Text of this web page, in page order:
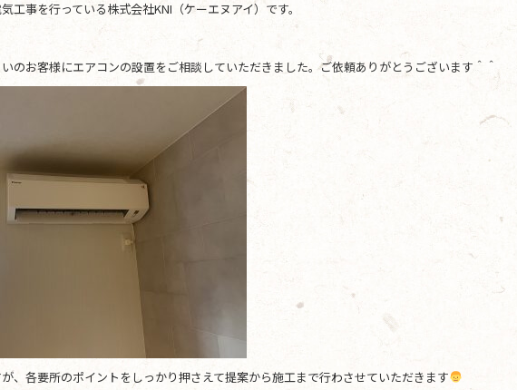
工事を行っている株式会社KNI（ケーエヌアイ）です。
のお客様にエアコンの設置をご相談していただきました。ご依頼ありがとうございます＾＾
、各要所のポイントをしっかり押さえて提案から施工まで行わさせていただきます